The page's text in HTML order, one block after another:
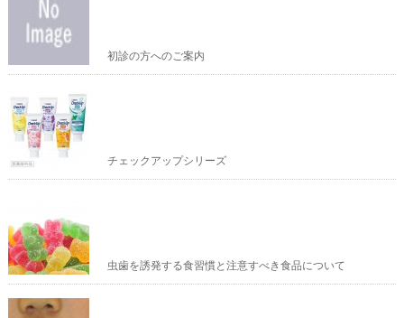
初診の方へのご案内
チェックアップシリーズ
虫歯を誘発する食習慣と注意すべき食品について